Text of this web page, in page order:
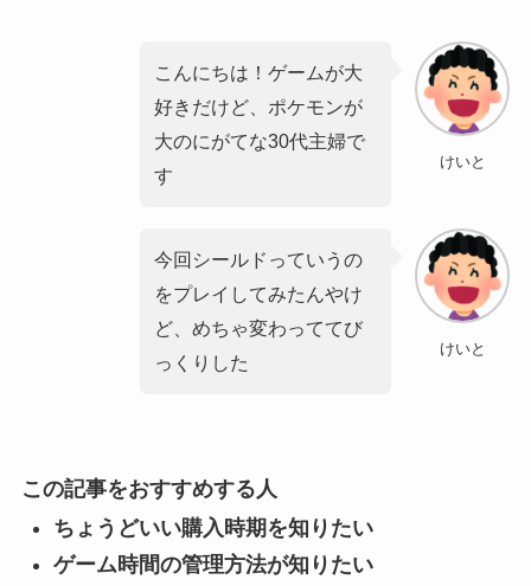
けいと
こんにちは！ゲームが大
好きだけど、ポケモンが
大のにがてな30代主婦で
す
けいと
今回シールドっていうの
をプレイしてみたんやけ
ど、めちゃ変わっててび
っくりした
この記事をおすすめする人
ちょうどいい購入時期を知りたい
ゲーム時間の管理方法が知りたい